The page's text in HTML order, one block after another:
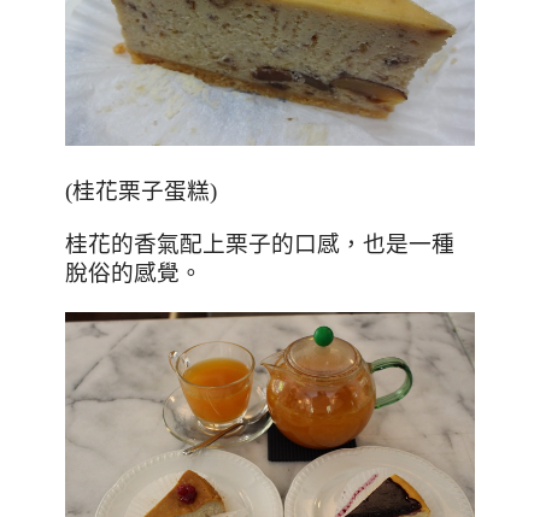
(桂花栗子蛋糕)
桂花的香氣配上栗子的口感，也是一種
脫俗的感覺。